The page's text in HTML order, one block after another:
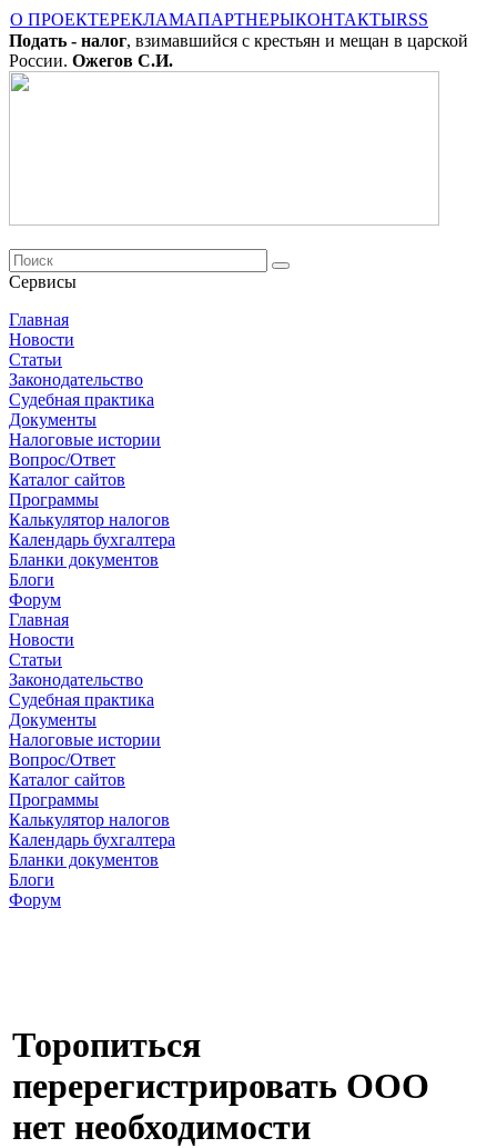
О ПРОЕКТЕРЕКЛАМАПАРТНЕРЫКОНТАКТЫRSS
Подать - налог, взимавшийся с крестьян и мещан в царской
России. Ожегов С.И.
Сервисы
Главная
Новости
Cтатьи
Законодательство
Судебная практика
Документы
Налоговые истории
Вопрос/Ответ
Каталог сайтов
Программы
Калькулятор налогов
Календарь бухгалтера
Бланки документов
Блоги
Форум
Главная
Новости
Cтатьи
Законодательство
Судебная практика
Документы
Налоговые истории
Вопрос/Ответ
Каталог сайтов
Программы
Калькулятор налогов
Календарь бухгалтера
Бланки документов
Блоги
Форум
Торопиться
перерегистрировать ООО
нет необходимости